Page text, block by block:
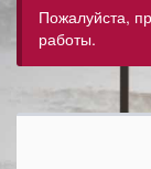
Пожалуйста,
работы.